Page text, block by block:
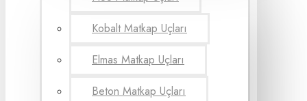
Kobalt Matkap Uçları
Elmas Matkap Uçları
Beton Matkap Uçları